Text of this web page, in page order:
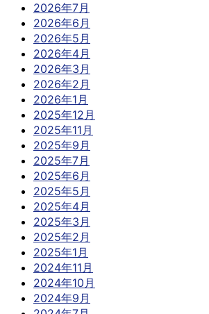
2026年7月
2026年6月
2026年5月
2026年4月
2026年3月
2026年2月
2026年1月
2025年12月
2025年11月
2025年9月
2025年7月
2025年6月
2025年5月
2025年4月
2025年3月
2025年2月
2025年1月
2024年11月
2024年10月
2024年9月